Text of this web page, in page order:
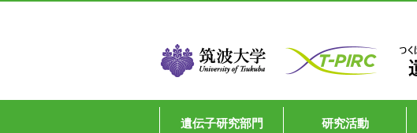
遺伝子研究部門 研究活動